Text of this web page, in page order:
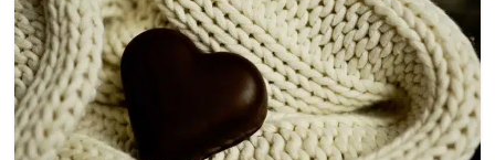
du commerce international